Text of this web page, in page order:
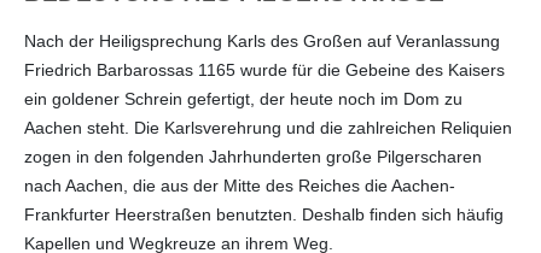
Nach der Heiligsprechung Karls des Großen auf Veranlassung
Friedrich Barbarossas 1165 wurde für die Gebeine des Kaisers
ein goldener Schrein gefertigt, der heute noch im Dom zu
Aachen steht. Die Karlsverehrung und die zahlreichen Reliquien
zogen in den folgenden Jahrhunderten große Pilgerscharen
nach Aachen, die aus der Mitte des Reiches die Aachen-
Frankfurter Heerstraßen benutzten. Deshalb finden sich häufig
Kapellen und Wegkreuze an ihrem Weg.